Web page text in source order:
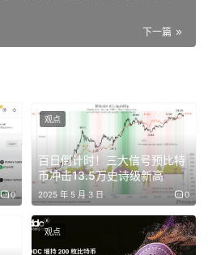
的验证者选择支持 6000 万 Gas
与支持，作为非托管节点服务提
网络性能与去中心化之间的平
的配置。
PoS 节点能赚更多的钱，
更少。
下一篇
0
百日倒计时！三大信号预比特
币冲击13.5万史诗级新高
2025 年 5 月 3 日 0
观点
观点